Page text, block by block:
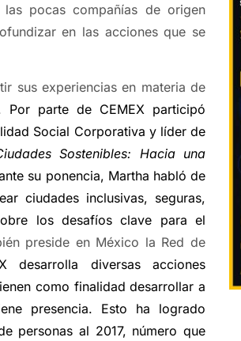
pocas compañías de origen
en las acciones que se
sus experiencias en materia de
Por parte de CEMEX participó
Social Corporativa y líder de
Sostenibles: Hacia una
su ponencia, Martha habló de
ciudades inclusivas, seguras,
los desafíos clave para el
preside en México la Red de
desarrolla diversas acciones
como finalidad desarrollar a
presencia. Esto ha logrado
personas al 2017, número que